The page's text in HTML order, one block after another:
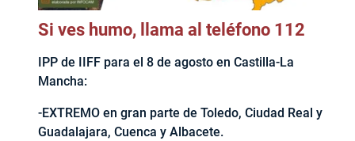
Si ves humo, llama al teléfono 112
IPP de IIFF para el 8 de agosto en Castilla-La
Mancha:
-EXTREMO en gran parte de Toledo, Ciudad Real y
Guadalajara, Cuenca y Albacete.